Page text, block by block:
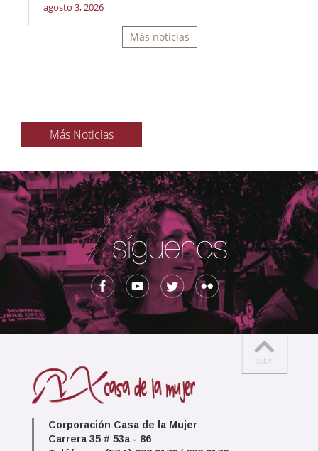
agosto 3, 2026
Más noticias
Más Noticias
Corporación Casa de la Mujer
Carrera 35 # 53a - 86